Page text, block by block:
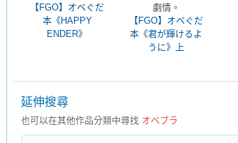
【FGO】オベぐだ
本《HAPPY
ENDER》
劇情。
【FGO】オベぐだ
本《君が輝けるよ
うに》上
延伸搜尋
也可以在其他作品分類中尋找 オベブラ